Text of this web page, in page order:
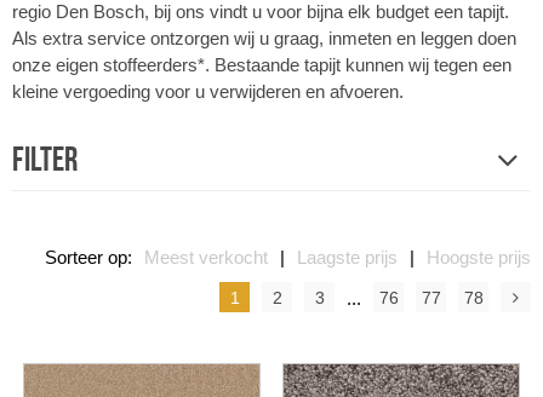
regio Den Bosch, bij ons vindt u voor bijna elk budget een tapijt.
Als extra service ontzorgen wij u graag, inmeten en leggen doen
onze eigen stoffeerders*. Bestaande tapijt kunnen wij tegen een
kleine vergoeding voor u verwijderen en afvoeren.
Filter
Sorteer op: Meest verkocht | Laagste prijs | Hoogste prijs
1 2 3 ... 76 77 78